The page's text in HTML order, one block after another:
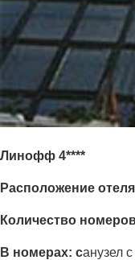
Линофф 4****
Расположение
Количество
В номерах: санузел